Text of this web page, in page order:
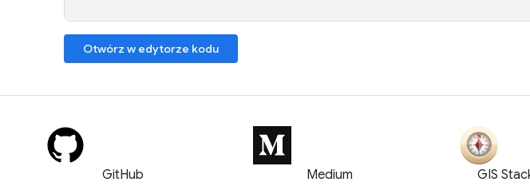
Otwórz w edytorze kodu
GitHub Medium GIS